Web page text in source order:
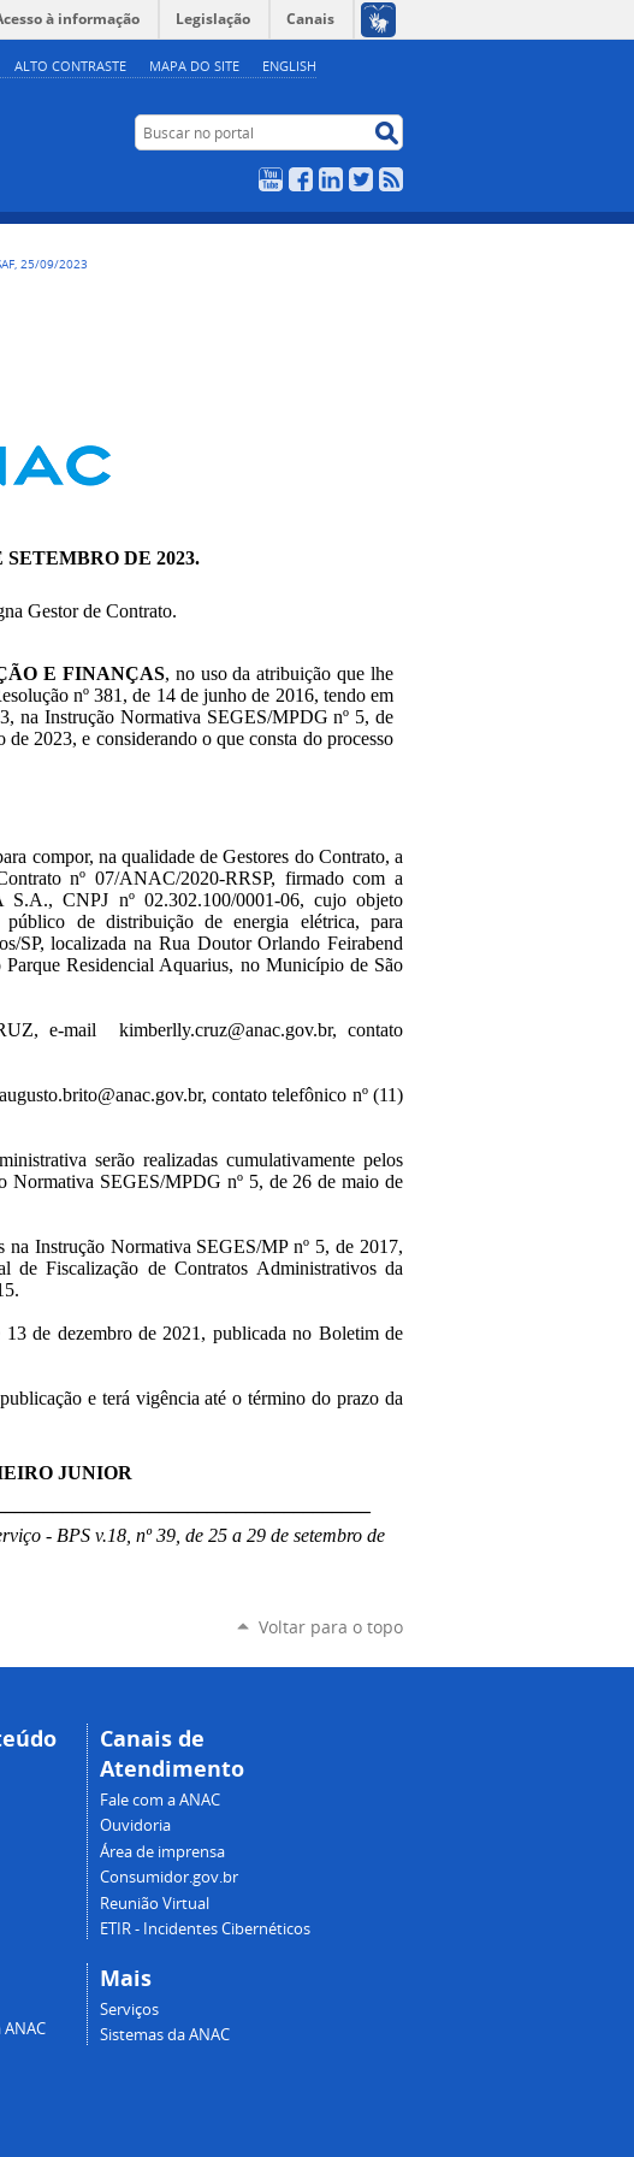
ALTO CONTRASTE MAPA DO SITE ENGLISH
à informação Legislação Canais
Buscar no portal
YouTubeFacebookLinkedIn
Twitter
25/09/2023
SETEMBRO DE 2023.
Gestor de Contrato.
E FINANÇAS, no uso da atribuição que lhe
nº 381, de 14 de junho de 2016, tendo em
na Instrução Normativa SEGES/MPDG nº 5, de
2023, e considerando o que consta do processo
compor, na qualidade de Gestores do Contrato, a
nº 07/ANAC/2020-RRSP, firmado com a
CNPJ nº 02.302.100/0001-06, cujo objeto
público de distribuição de energia elétrica, para
SP, localizada na Rua Doutor Orlando Feirabend
Parque Residencial Aquarius, no Município de São
e-mail kimberlly.cruz@anac.gov.br, contato
contato telefônico nº (11)
serão realizadas cumulativamente pelos
Normativa SEGES/MPDG nº 5, de 26 de maio de
na Instrução Normativa SEGES/MP nº 5, de 2017,
de Fiscalização de Contratos Administrativos da
de dezembro de 2021, publicada no Boletim de
e terá vigência até o término do prazo da
JUNIOR
- BPS v.18, nº 39, de 25 a 29 de setembro de
Voltar para o topo
Canais de
Atendimento
Fale com a ANAC
Ouvidoria
Área de imprensa
Consumidor.gov.br
Reunião Virtual
ETIR - Incidentes Cibernéticos
Mais
Serviços
Sistemas da ANAC